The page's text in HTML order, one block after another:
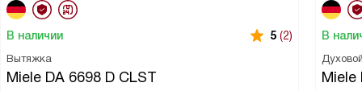
В наличии 5 (2)
Вытяжка
Miele DA 6698 D CLST
В
Miele